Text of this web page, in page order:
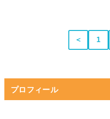
＜ 1
プロフィール